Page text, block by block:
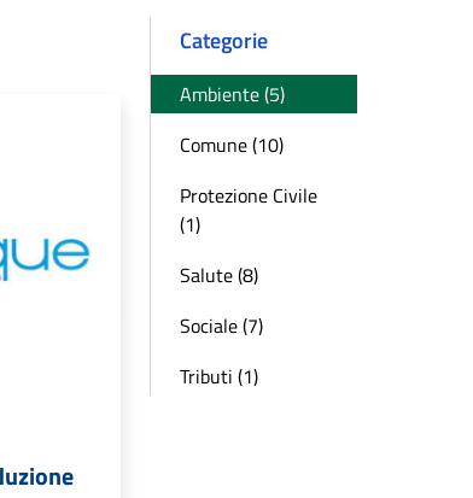
Categorie
Ambiente (5)
Comune (10)
Protezione Civile
(1)
Salute (8)
Sociale (7)
Tributi (1)